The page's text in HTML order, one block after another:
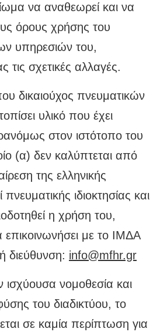
να αναθεωρεί και να
όρους χρήσης του
υπηρεσιών του,
τις σχετικές αλλαγές.
δικαιούχος πνευματικών
υλικό που έχει
στον ιστότοπο του
(α) δεν καλύπτεται από
της ελληνικής
ιδιοκτησίας και
η χρήση του,
επικοινωνήσει με το ΙΜΔΑ
διεύθυνση: info@mfhr.gr
νομοθεσία και
του διαδικτύου, το
σε καμία περίπτωση για